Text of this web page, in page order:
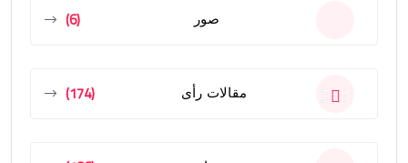
صور (6)
مقالات رأى (174)